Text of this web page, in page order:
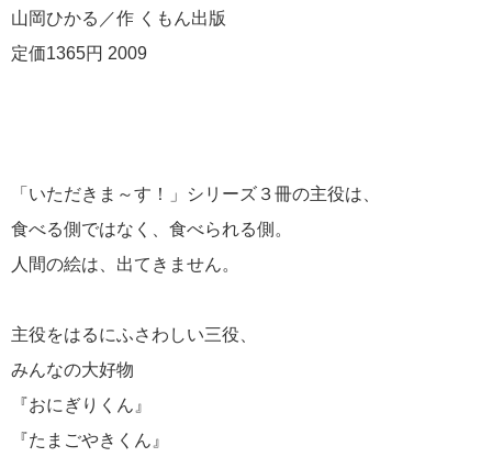
山岡ひかる／作 くもん出版
定価1365円 2009
「いただきま～す！」シリーズ３冊の主役は、
食べる側ではなく、食べられる側。
人間の絵は、出てきません。
主役をはるにふさわしい三役、
みんなの大好物
『おにぎりくん』
『たまごやきくん』